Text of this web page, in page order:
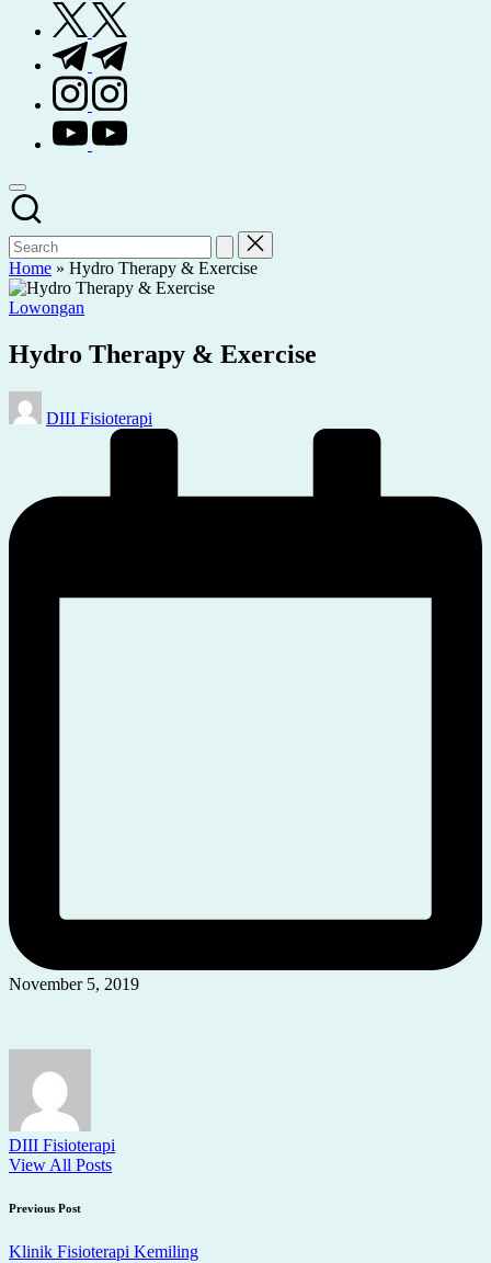
twitter.com
t.me
instagram.com
youtube.com
Home » Hydro Therapy & Exercise
Posted
Lowongan
Hydro Therapy & Exercise
Posted
by
DIII Fisioterapi
November 5, 2019
DIII Fisioterapi
View All Posts
Post
navigation
Previous Post
Klinik Fisioterapi Kemiling